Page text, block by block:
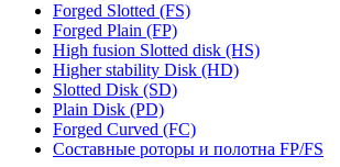
Forged Slotted (FS)
Forged Plain (FP)
High fusion Slotted disk (HS)
Higher stability Disk (HD)
Slotted Disk (SD)
Plain Disk (PD)
Forged Curved (FC)
Составные роторы и полотна FP/FS